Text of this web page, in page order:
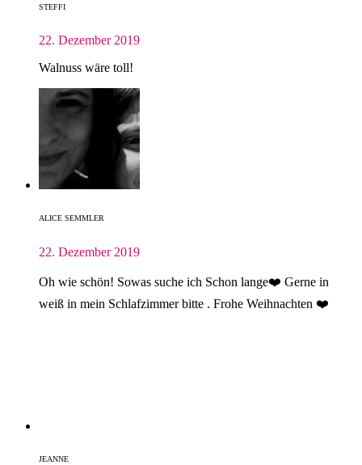
STEFFI
22. Dezember 2019
Walnuss wäre toll!
ALICE SEMMLER
22. Dezember 2019
Oh wie schön! Sowas suche ich Schon lange❤️ Gerne in
weiß in mein Schlafzimmer bitte . Frohe Weihnachten ❤️
JEANNE